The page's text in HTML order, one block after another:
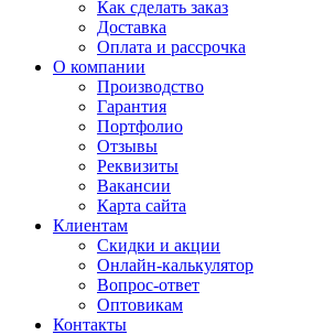
Как сделать заказ
Доставка
Оплата и рассрочка
О компании
Производство
Гарантия
Портфолио
Отзывы
Реквизиты
Вакансии
Карта сайта
Клиентам
Скидки и акции
Онлайн-калькулятор
Вопрос-ответ
Оптовикам
Контакты